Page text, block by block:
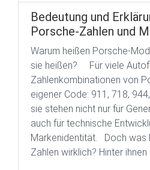
Bedeutung und
Porsche-Zahlen und
Warum heißen Porsche-
sie heißen? Für viele
Zahlenkombinationen von
eigener Code: 911, 718,
sie stehen nicht nur für
auch für technische
Markenidentität. Doch was
Zahlen wirklich? Hinter